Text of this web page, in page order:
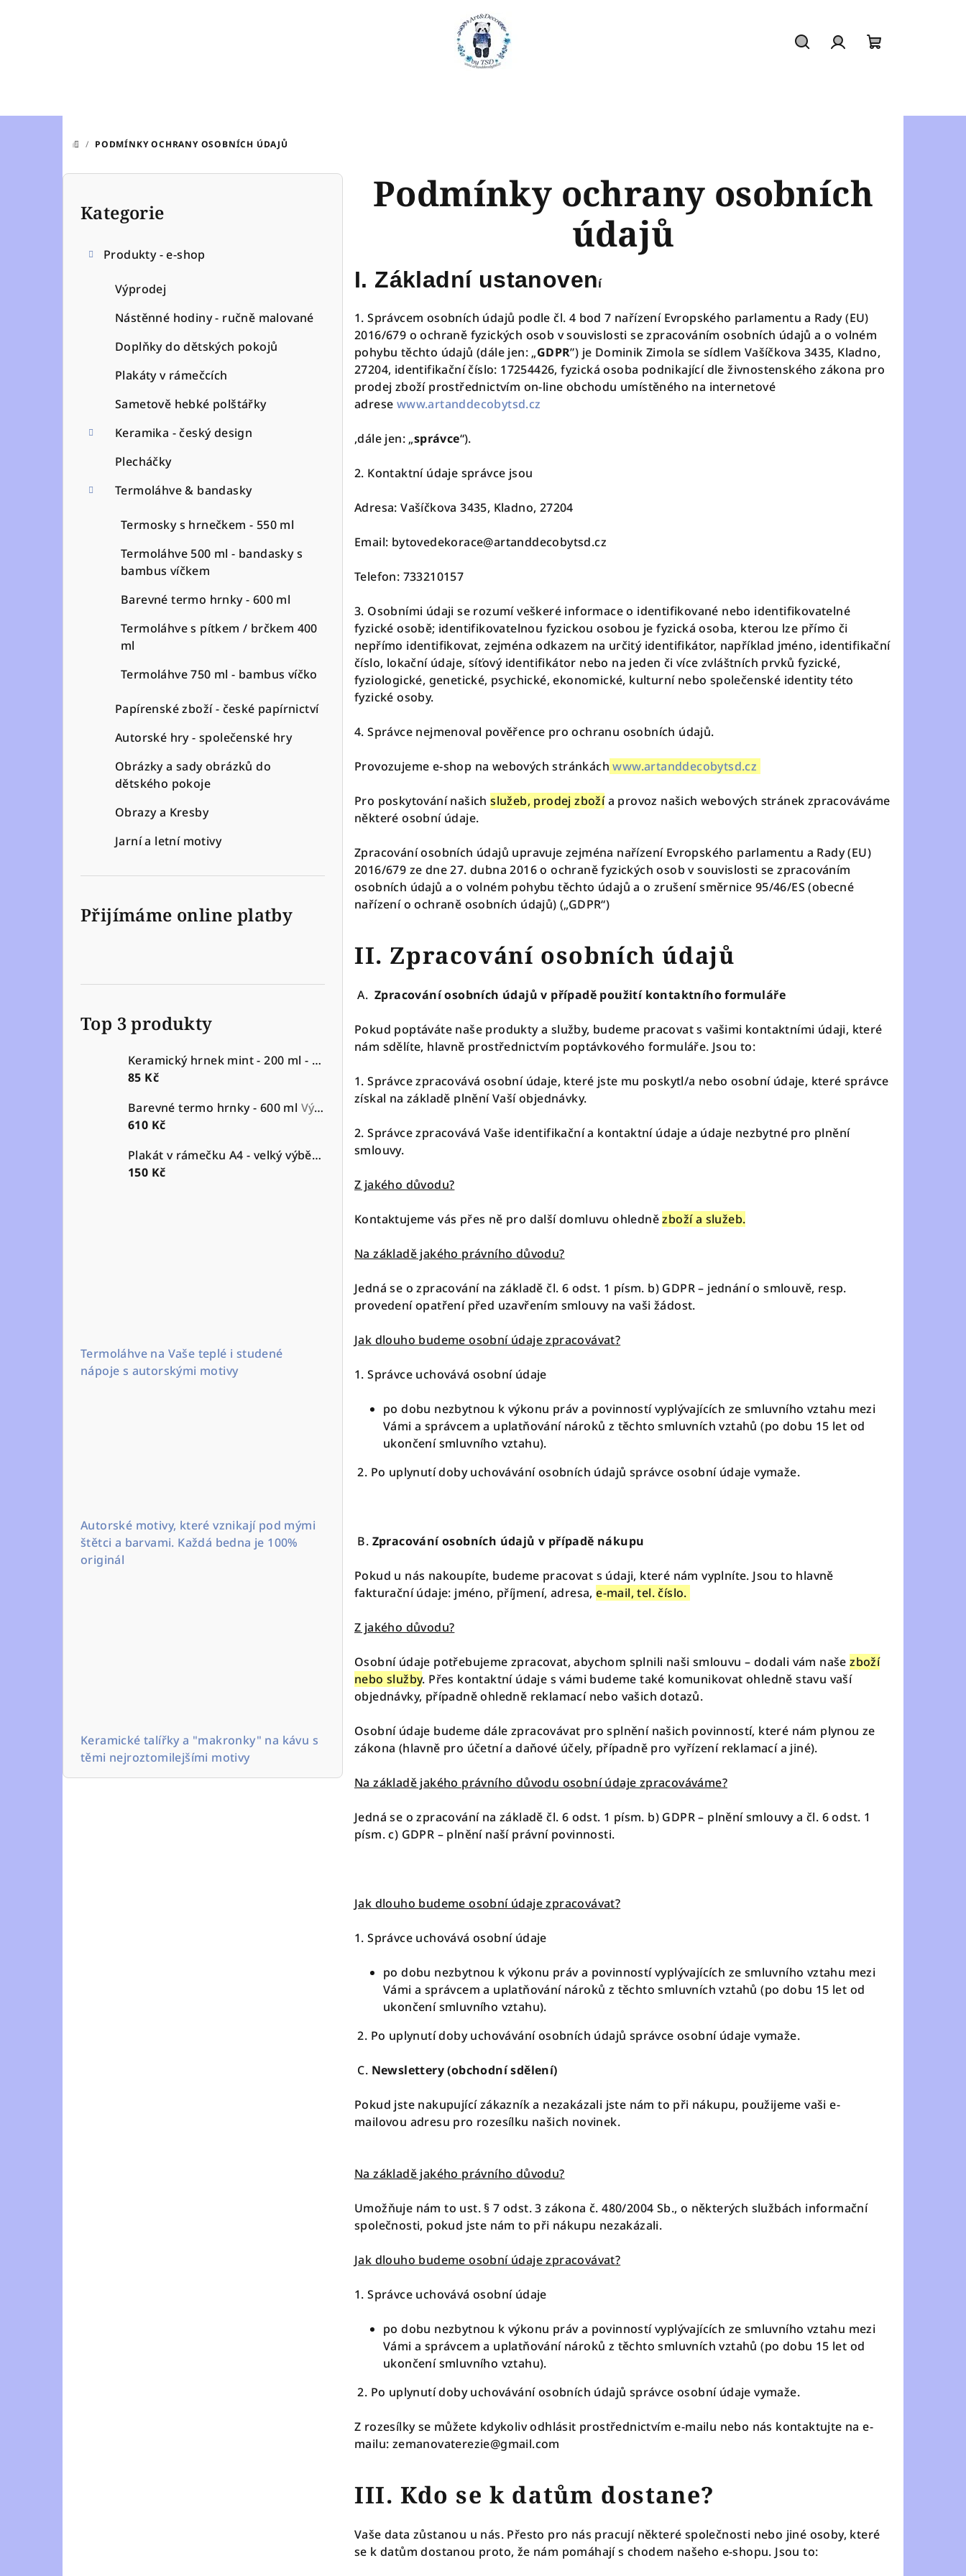
DOMŮ
/ PODMÍNKY OCHRANY OSOBNÍCH ÚDAJŮ
P
Přeskočit
kategorie
Kategorie
Produkty - e-shop
Výprodej
Nástěnné hodiny - ručně malované
Doplňky do dětských pokojů
Plakáty v rámečcích
Sametově hebké polštářky
Keramika - český design
Plecháčky
Termoláhve & bandasky
Termosky s hrnečkem - 550 ml
Termoláhve 500 ml - bandasky s
bambus víčkem
Barevné termo hrnky - 600 ml
Termoláhve s pítkem / brčkem 400
ml
Termoláhve 750 ml - bambus víčko
Papírenské zboží - české papírnictví
Autorské hry - společenské hry
Obrázky a sady obrázků do
dětského pokoje
Obrazy a Kresby
Jarní a letní motivy
Přijímáme online platby
Top 3 produkty
Keramický hrnek mint - 200 ml - výběr motivů - tzv. makronka na bambus podtácku
85 Kč
Barevné termo hrnky - 600 ml Výběr motivů
610 Kč
Plakát v rámečku A4 - velký výběr motivů
O barvu rámečku si pište do komentáře k objednávce :)
150 Kč
Termoláhve na Vaše teplé i studené
nápoje s autorskými motivy
Autorské motivy, které vznikají pod mými
štětci a barvami. Každá bedna je 100%
originál
Keramické talířky a "makronky" na kávu s
těmi nejroztomilejšími motivy
Podmínky ochrany osobních
údajů
I. Základní ustanovení
1. Správcem osobních údajů podle čl. 4 bod 7 nařízení Evropského parlamentu a Rady (EU)
2016/679 o ochraně fyzických osob v souvislosti se zpracováním osobních údajů a o volném
pohybu těchto údajů (dále jen: „GDPR”) je Dominik Zimola se sídlem Vašíčkova 3435, Kladno,
27204, identifikační číslo: 17254426,fyzická osoba podnikající dle živnostenského zákona pro
prodej zboží prostřednictvím on-line obchodu umístěného na internetové
adrese www.artanddecobytsd.cz
,dále jen: „správce“).
2. Kontaktní údaje správce jsou
Adresa: Vašíčkova 3435, Kladno, 27204
Email: bytovedekorace@artanddecobytsd.cz
Telefon: 733210157
3. Osobními údaji se rozumí veškeré informace o identifikované nebo identifikovatelné
fyzické osobě; identifikovatelnou fyzickou osobou je fyzická osoba, kterou lze přímo či
nepřímo identifikovat, zejména odkazem na určitý identifikátor, například jméno, identifikační
číslo, lokační údaje, síťový identifikátor nebo na jeden či více zvláštních prvků fyzické,
fyziologické, genetické, psychické, ekonomické, kulturní nebo společenské identity této
fyzické osoby.
4. Správce nejmenoval pověřence pro ochranu osobních údajů.
Provozujeme e-shop na webových stránkách www.artanddecobytsd.cz
Pro poskytování našichslužeb, prodej zbožía provoz našich webových stránek zpracováváme
některé osobní údaje.
Zpracování osobních údajů upravuje zejména nařízení Evropského parlamentu a Rady (EU)
2016/679 ze dne 27. dubna 2016 o ochraně fyzických osob v souvislosti se zpracováním
osobních údajů a o volném pohybu těchto údajů a o zrušení směrnice 95/46/ES (obecné
nařízení o ochraně osobních údajů) („GDPR“)
II. Zpracování osobních údajů
A. Zpracování osobních údajů v případě použití kontaktního formuláře
Pokud poptáváte naše produkty a služby, budeme pracovat s vašimi kontaktními údaji, které
nám sdělíte, hlavně prostřednictvím poptávkového formuláře. Jsou to:
1. Správce zpracovává osobní údaje, které jste mu poskytl/a nebo osobní údaje, které správce
získal na základě plnění Vaší objednávky.
2. Správce zpracovává Vaše identifikační a kontaktní údaje a údaje nezbytné pro plnění
smlouvy.
Z jakého důvodu?
Kontaktujeme vás přes ně pro další domluvu ohlednězboží a služeb.
Na základě jakého právního důvodu?
Jedná se o zpracování na základě čl. 6 odst. 1 písm. b) GDPR – jednání o smlouvě, resp.
provedení opatření před uzavřením smlouvy na vaši žádost.
Jak dlouho budeme osobní údaje zpracovávat?
1. Správce uchovává osobní údaje
po dobu nezbytnou k výkonu práv a povinností vyplývajících ze smluvního vztahu mezi
Vámi a správcem a uplatňování nároků z těchto smluvních vztahů (po dobu 15 let od
ukončení smluvního vztahu).
2. Po uplynutí doby uchovávání osobních údajů správce osobní údaje vymaže.
B. Zpracování osobních údajů v případě nákupu
Pokud u nás nakoupíte, budeme pracovat s údaji, které nám vyplníte. Jsou to hlavně
fakturační údaje: jméno, příjmení, adresa,e-mail, tel. číslo.
Z jakého důvodu?
Osobní údaje potřebujeme zpracovat, abychom splnili naši smlouvu – dodali vám našezboží
nebo služby. Přes kontaktní údaje s vámi budeme také komunikovat ohledně stavu vaší
objednávky, případně ohledně reklamací nebo vašich dotazů.
Osobní údaje budeme dále zpracovávat pro splnění našich povinností, které nám plynou ze
zákona (hlavně pro účetní a daňové účely, případně pro vyřízení reklamací a jiné).
Na základě jakého právního důvodu osobní údaje zpracováváme?
Jedná se o zpracování na základě čl. 6 odst. 1 písm. b) GDPR – plnění smlouvy a čl. 6 odst. 1
písm. c) GDPR – plnění naší právní povinnosti.
Jak dlouho budeme osobní údaje zpracovávat?
1. Správce uchovává osobní údaje
po dobu nezbytnou k výkonu práv a povinností vyplývajících ze smluvního vztahu mezi
Vámi a správcem a uplatňování nároků z těchto smluvních vztahů (po dobu 15 let od
ukončení smluvního vztahu).
2. Po uplynutí doby uchovávání osobních údajů správce osobní údaje vymaže.
C. Newslettery (obchodní sdělení)
Pokud jste nakupující zákazník a nezakázali jste nám to při nákupu, použijeme vaši e-
mailovou adresu pro rozesílku našich novinek.
Na základě jakého právního důvodu?
Umožňuje nám to ust. § 7 odst. 3 zákona č. 480/2004 Sb., o některých službách informační
společnosti, pokud jste nám to při nákupu nezakázali.
Jak dlouho budeme osobní údaje zpracovávat?
1. Správce uchovává osobní údaje
po dobu nezbytnou k výkonu práv a povinností vyplývajících ze smluvního vztahu mezi
Vámi a správcem a uplatňování nároků z těchto smluvních vztahů (po dobu 15 let od
ukončení smluvního vztahu).
2. Po uplynutí doby uchovávání osobních údajů správce osobní údaje vymaže.
Z rozesílky se můžete kdykoliv odhlásit prostřednictvím e-mailu nebo nás kontaktujte na e-
mailu: zemanovaterezie@gmail.com
III. Kdo se k datům dostane?
Vaše data zůstanou u nás. Přesto pro nás pracují některé společnosti nebo jiné osoby, které
se k datům dostanou proto, že nám pomáhají s chodem našeho e-shopu. Jsou to: